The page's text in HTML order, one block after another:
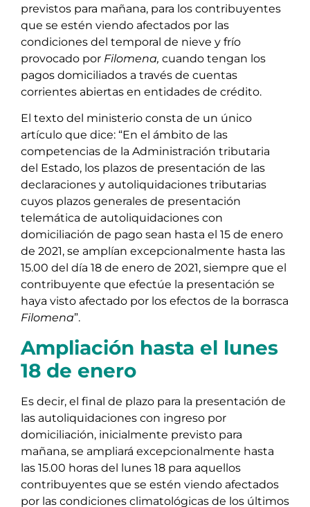
previstos para mañana, para los contribuyentes
que se estén viendo afectados por las
condiciones del temporal de nieve y frío
provocado por Filomena, cuando tengan los
pagos domiciliados a través de cuentas
corrientes abiertas en entidades de crédito.
El texto del ministerio consta de un único
artículo que dice: “En el ámbito de las
competencias de la Administración tributaria
del Estado, los plazos de presentación de las
declaraciones y autoliquidaciones tributarias
cuyos plazos generales de presentación
telemática de autoliquidaciones con
domiciliación de pago sean hasta el 15 de enero
de 2021, se amplían excepcionalmente hasta las
15.00 del día 18 de enero de 2021, siempre que el
contribuyente que efectúe la presentación se
haya visto afectado por los efectos de la borrasca
Filomena”.
Ampliación hasta el lunes
18 de enero
Es decir, el final de plazo para la presentación de
las autoliquidaciones con ingreso por
domiciliación, inicialmente previsto para
mañana, se ampliará excepcionalmente hasta
las 15.00 horas del lunes 18 para aquellos
contribuyentes que se estén viendo afectados
por las condiciones climatológicas de los últimos